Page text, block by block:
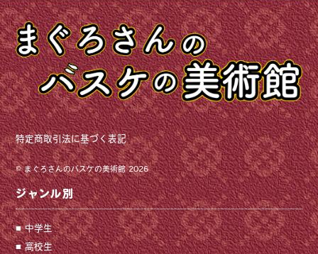
特定商取引法に基づく表記
©まぐろさんのバスケの美術館2026
ジャンル別
中学生
高校生